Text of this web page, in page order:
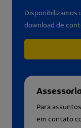
Disponibilizamos
download de
Para
em contato